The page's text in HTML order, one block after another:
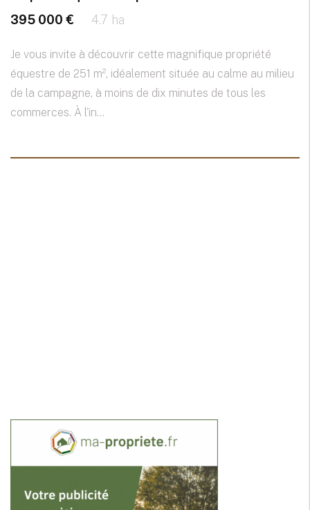
395 000 € 4.7 ha
Je vous invite à découvrir cette magnifique propriété
équestre de 251 m², idéalement située au calme au milieu
de la campagne, à moins de dix minutes de tous les
commerces. À l'in...